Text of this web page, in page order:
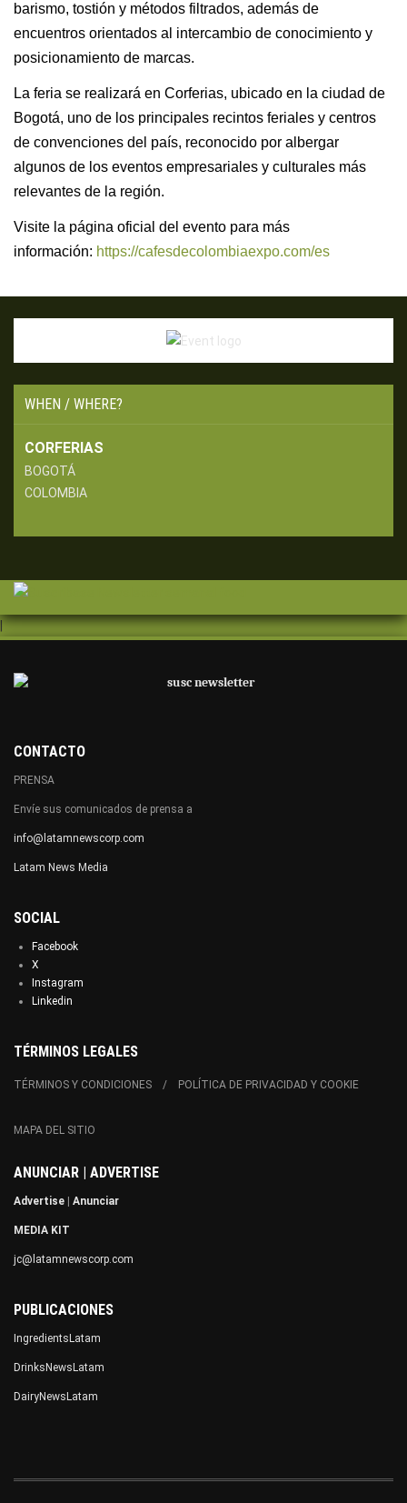
barismo, tostión y métodos filtrados, además de
encuentros orientados al intercambio de conocimiento y
posicionamiento de marcas.
La feria se realizará en Corferias, ubicado en la ciudad de
Bogotá, uno de los principales recintos feriales y centros
de convenciones del país, reconocido por albergar
algunos de los eventos empresariales y culturales más
relevantes de la región.
Visite la página oficial del evento para más
información: https://cafesdecolombiaexpo.com/es
WHEN / WHERE?
CORFERIAS
BOGOTÁ
COLOMBIA
|
CONTACTO
PRENSA
Envíe sus comunicados de prensa a
info@latamnewscorp.com
Latam News Media
SOCIAL
Facebook
X
Instagram
Linkedin
TÉRMINOS LEGALES
TÉRMINOS Y CONDICIONES POLÍTICA DE PRIVACIDAD Y COOKIE
MAPA DEL SITIO
ANUNCIAR | ADVERTISE
Advertise | Anunciar
MEDIA KIT
jc@latamnewscorp.com
PUBLICACIONES
IngredientsLatam
DrinksNewsLatam
DairyNewsLatam